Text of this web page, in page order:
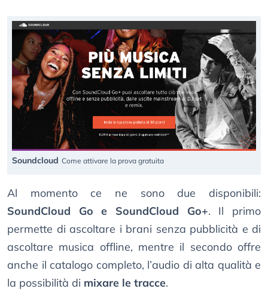
Soundcloud Come attivare la prova gratuita
Al momento ce ne sono due disponibili:
SoundCloud Go e SoundCloud Go+. Il primo
permette di ascoltare i brani senza pubblicità e di
ascoltare musica offline, mentre il secondo offre
anche il catalogo completo, l’audio di alta qualità e
la possibilità di mixare le tracce.